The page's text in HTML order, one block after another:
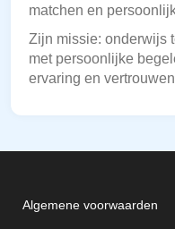
matchen en
Zijn missie: onderwijs
met persoonlijke
ervaring en
Algemene voorwaarden